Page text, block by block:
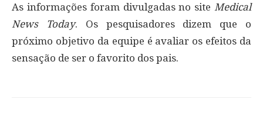
As informações foram divulgadas no site Medical
News Today. Os pesquisadores dizem que o
próximo objetivo da equipe é avaliar os efeitos da
sensação de ser o favorito dos pais.